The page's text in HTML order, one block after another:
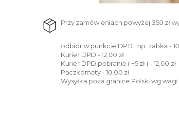
Przy zamówieniach powyżej 350 zł
odbiór w punkcie DPD , np. żabka -
Kurier DPD - 12,00 zł
Kurier DPD pobranie ( +5 zł ) - 12,00 zł
Paczkomaty - 10,00 zł
Wysyłka poza granice Polski wg